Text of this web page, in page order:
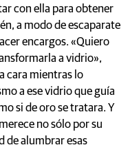
con ella para obtener
a modo de escaparate
encargos. «Quiero
a vidrio»,
cara mientras lo
a ese vidrio que guía
si de oro se tratara. Y
no sólo por su
de alumbrar esas